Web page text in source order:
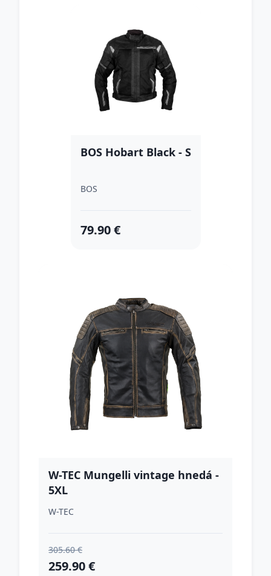
BOS Hobart Black - S
BOS
79.90 €
W-TEC Mungelli vintage hnedá -
5XL
W-TEC
305.60 €
259.90 €